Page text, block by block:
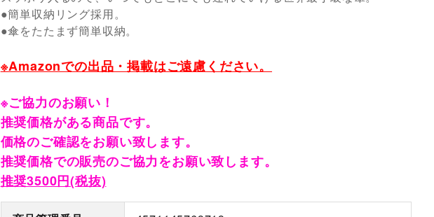
●簡単収納リング採用。
●傘をたたまず簡単収納。
※Amazonでの出品・掲載はご遠慮ください。
※ご協力のお願い！
推奨価格がある商品です。
価格のご確認をお願い致します。
推奨価格での販売のご協力をお願い致します。
推奨3500円(税抜)